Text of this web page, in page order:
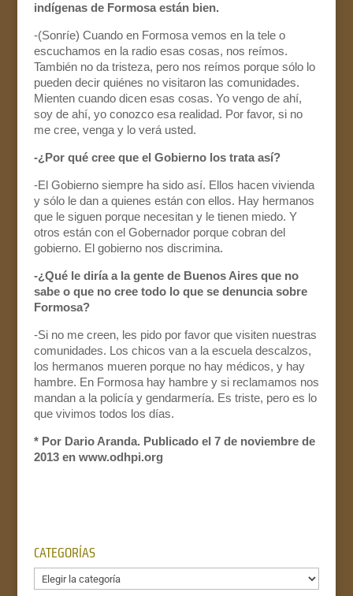
indígenas de Formosa están bien.
-(Sonríe) Cuando en Formosa vemos en la tele o
escuchamos en la radio esas cosas, nos reímos.
También no da tristeza, pero nos reímos porque sólo lo
pueden decir quiénes no visitaron las comunidades.
Mienten cuando dicen esas cosas. Yo vengo de ahí,
soy de ahí, yo conozco esa realidad. Por favor, si no
me cree, venga y lo verá usted.
-¿Por qué cree que el Gobierno los trata así?
-El Gobierno siempre ha sido así. Ellos hacen vivienda
y sólo le dan a quienes están con ellos. Hay hermanos
que le siguen porque necesitan y le tienen miedo. Y
otros están con el Gobernador porque cobran del
gobierno. El gobierno nos discrimina.
-¿Qué le diría a la gente de Buenos Aires que no
sabe o que no cree todo lo que se denuncia sobre
Formosa?
-Si no me creen, les pido por favor que visiten nuestras
comunidades. Los chicos van a la escuela descalzos,
los hermanos mueren porque no hay médicos, y hay
hambre. En Formosa hay hambre y si reclamamos nos
mandan a la policía y gendarmería. Es triste, pero es lo
que vivimos todos los días.
* Por Dario Aranda. Publicado el 7 de noviembre de
2013 en www.odhpi.org
CATEGORÍAS
Categorías